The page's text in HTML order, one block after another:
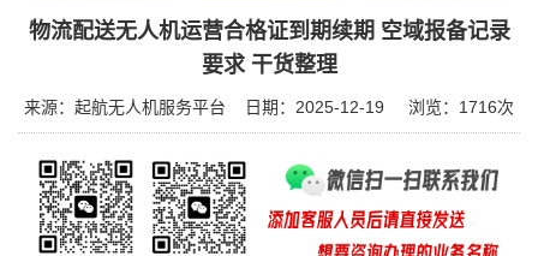
物流配送无人机运营合格证到期续期 空域报备记录
要求 干货整理
来源：起航无人机服务平台 日期：2025-12-19 浏览： 1716次